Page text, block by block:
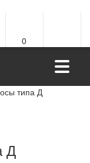
0
типа Д
Д